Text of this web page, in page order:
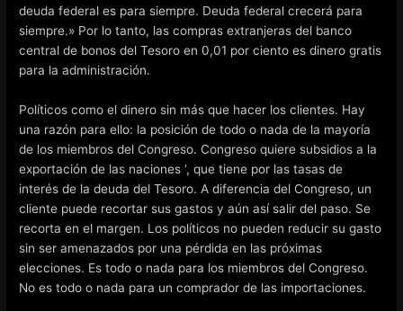
deuda federal es para siempre. Deuda federal crecerá para
siempre.» Por lo tanto, las compras extranjeras del banco
central de bonos del Tesoro en 0,01 por ciento es dinero gratis
para la administración.
Políticos como el dinero sin más que hacer los clientes. Hay
una razón para ello: la posición de todo o nada de la mayoría
de los miembros del Congreso. Congreso quiere subsidios a la
exportación de las naciones ‘, que tiene por las tasas de
interés de la deuda del Tesoro. A diferencia del Congreso, un
cliente puede recortar sus gastos y aún así salir del paso. Se
recorta en el margen. Los políticos no pueden reducir su gasto
sin ser amenazados por una pérdida en las próximas
elecciones. Es todo o nada para los miembros del Congreso.
No es todo o nada para un comprador de las importaciones.